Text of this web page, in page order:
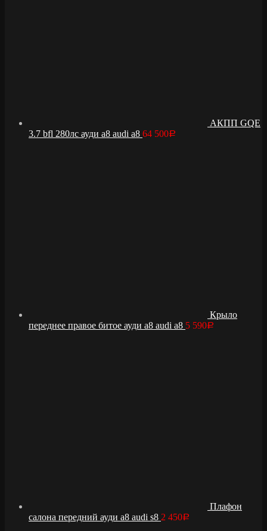
АКПП GQE
3.7 bfl 280лс ауди а8 audi a8 64 500Р
Крыло
переднее правое битое ауди а8 audi a8 5 590Р
Плафон
салона передний ауди а8 audi s8 2 450Р